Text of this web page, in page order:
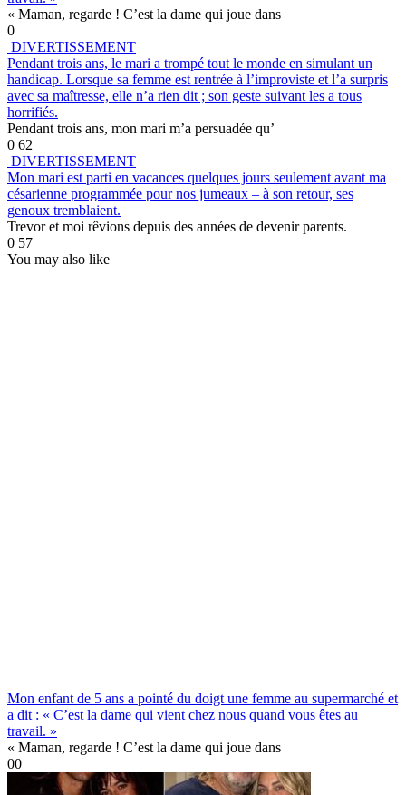
« Maman, regarde ! C’est la dame qui joue dans
0
DIVERTISSEMENT
Pendant trois ans, le mari a trompé tout le monde en simulant un
handicap. Lorsque sa femme est rentrée à l’improviste et l’a surpris
avec sa maîtresse, elle n’a rien dit ; son geste suivant les a tous
horrifiés.
Pendant trois ans, mon mari m’a persuadée qu’
0 62
DIVERTISSEMENT
Mon mari est parti en vacances quelques jours seulement avant ma
césarienne programmée pour nos jumeaux – à son retour, ses
genoux tremblaient.
Trevor et moi rêvions depuis des années de devenir parents.
0 57
You may also like
Mon enfant de 5 ans a pointé du doigt une femme au supermarché et
a dit : « C’est la dame qui vient chez nous quand vous êtes au
travail. »
« Maman, regarde ! C’est la dame qui joue dans
00